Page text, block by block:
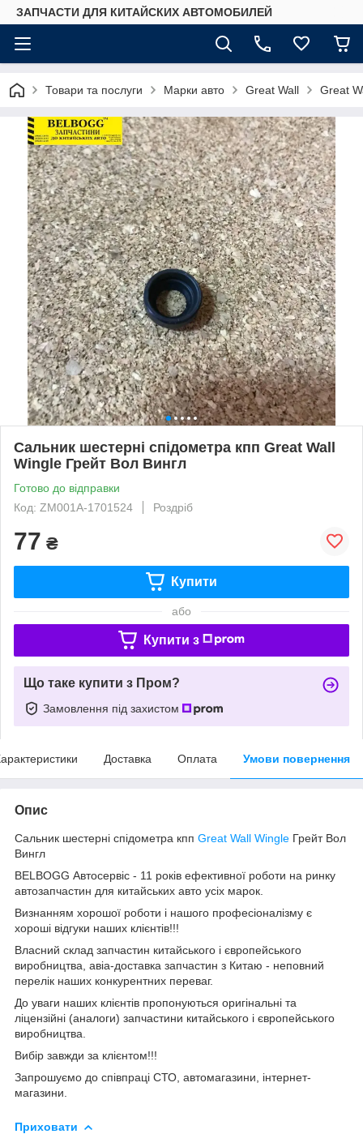
ЗАПЧАСТИ ДЛЯ КИТАЙСКИХ АВТОМОБИЛЕЙ
Товари та послуги Марки авто Great Wall Great
Сальник шестерні спідометра кпп Great Wall
Wingle Грейт Вол Вингл
Готово до відправки
Код: ZM001A-1701524
Роздріб
77 ₴
Купити
або
Купити з
Що таке купити з Пром?
Замовлення під захистом
Доставка Оплата Умови повернення
Опис
Сальник шестерні спідометра кпп Great Wall Wingle Грейт Вол
Вингл
BELBOGG Автосервіс - 11 років ефективної роботи на ринку
автозапчастин для китайських авто усіх марок.
Визнанням хорошої роботи і нашого професіоналізму є
хороші відгуки наших клієнтів!!!
Власний склад запчастин китайського і європейського
виробництва, авіа-доставка запчастин з Китаю - неповний
перелік наших конкурентних переваг.
До уваги наших клієнтів пропонуються оригінальні та
ліцензійні (аналоги) запчастини китайського і європейського
виробництва.
Вибір завжди за клієнтом!!!
Запрошуємо до співпраці СТО, автомагазини, інтернет-
магазини.
Приховати